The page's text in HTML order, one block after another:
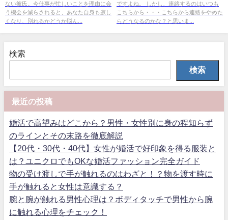
をチェック！
ない彼氏。今仕事が忙しいことを理由に会
う機会を減らされると、あなた自身も寂し
くなり、別れるかどうか悩ん...
ですよね。 しかし、連絡するのはいつも
こちらから・・・こちらから連絡をやめた
らどうなるのかな？と思いま...
検索
検索
最近の投稿
婚活で高望みはどこから？男性・女性別に身の程知らず
のラインとその末路を徹底解説
【20代・30代・40代】女性が婚活で好印象を得る服装と
は？ユニクロでもOKな婚活ファッション完全ガイド
物の受け渡しで手が触れるのはわざと！？物を渡す時に
手が触れると女性は意識する？
腕と腕が触れる男性心理は？ボディタッチで男性から腕
に触れる心理をチェック！